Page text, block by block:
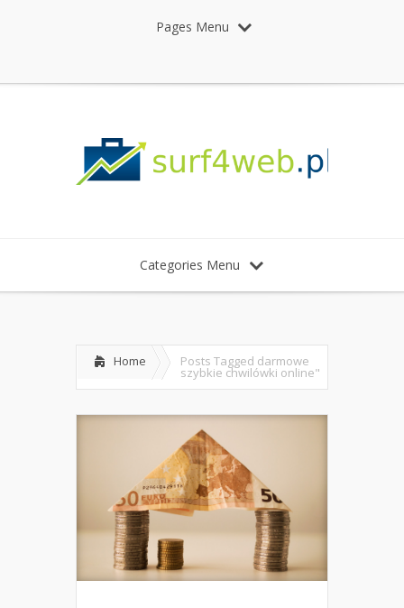
Pages Menu
Categories Menu
Home Posts Tagged darmowe
szybkie chwilówki online"